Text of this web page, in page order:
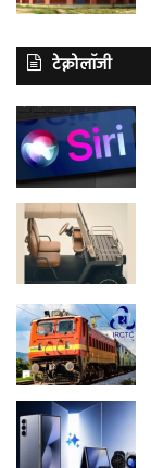
टेक्नोलॉजी